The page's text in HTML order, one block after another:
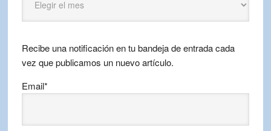
Viajeros
por
Recibe una notificación en tu bandeja de entrada cada
vez que publicamos un nuevo artículo.
Email*